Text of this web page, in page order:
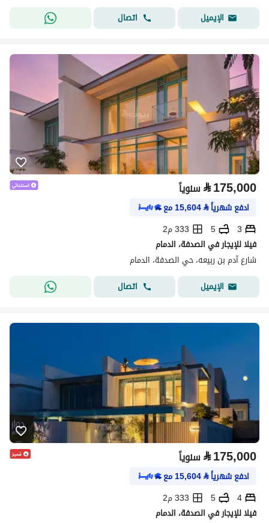
الإيميل
اتصال
⃁175,000 سنوياً
ادفع شهرياً⃁
15,604مع
3
5
333 م2
فيلا للإيجار في الصدفة، الدمام
شارع آدم بن ربيعه، حي الصدفة، الدمام
الإيميل
اتصال
⃁175,000 سنوياً
ادفع شهرياً⃁
15,604مع
4
5
333 م2
فيلا للإيجار في الصدفة، الدمام